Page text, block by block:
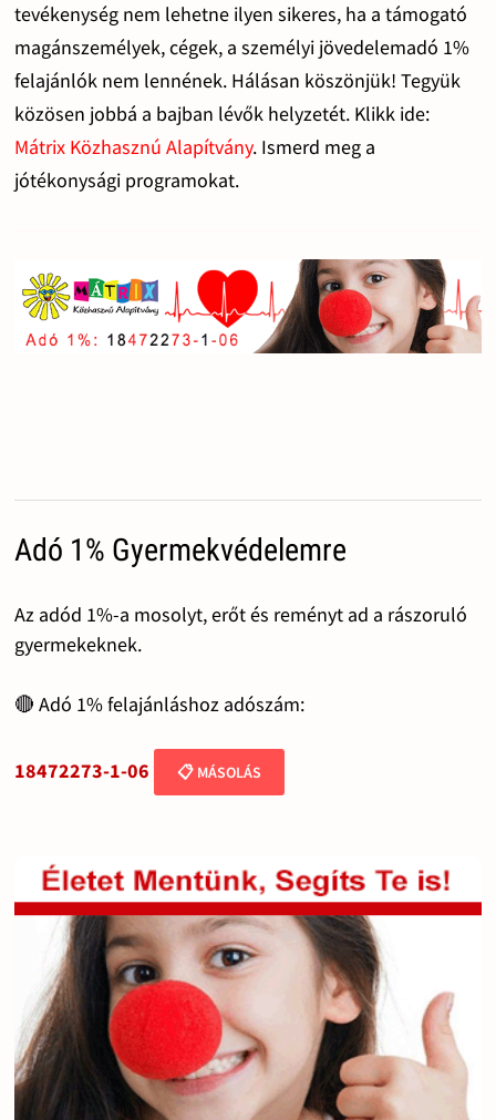
tevékenység nem lehetne ilyen sikeres, ha a támogató
magánszemélyek, cégek, a személyi jövedelemadó 1%
felajánlók nem lennének. Hálásan köszönjük! Tegyük
közösen jobbá a bajban lévők helyzetét. Klikk ide:
Mátrix Közhasznú Alapítvány. Ismerd meg a
jótékonysági programokat.
Adó 1% Gyermekvédelemre
Az adód 1%-a mosolyt, erőt és reményt ad a rászoruló
gyermekeknek.
🔴 Adó 1% felajánláshoz adószám:
18472273-1-06 📋 MÁSOLÁS